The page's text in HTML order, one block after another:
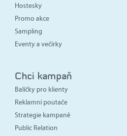
Hostesky
Promo akce
Sampling
Eventy a večírky
Chci kampaň
Balíčky pro klienty
Reklamní poutače
Strategie kampaně
Public Relation